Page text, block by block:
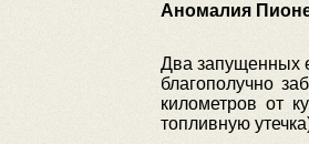
Аномалия
Два запущенных
благополучно
километров от
топливную